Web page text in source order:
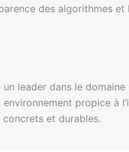
des algorithmes
leader dans le domaine
propice à
et durables.